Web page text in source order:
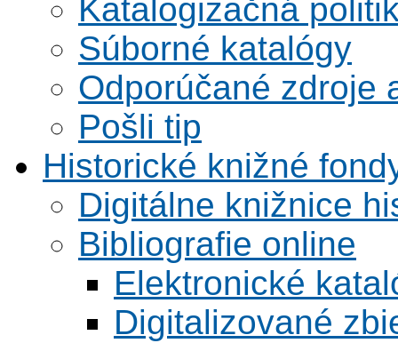
Katalogizačná
Súborné katalógy
Odporúčané zdroje
Pošli tip
Historické knižné
Digitálne knižnice
Bibliografie online
Elektronické
Digitalizované